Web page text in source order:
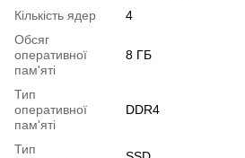
Кількість ядер
4
Обсяг
оперативної
пам'яті
8 ГБ
Тип
оперативної
пам'яті
DDR4
Тип